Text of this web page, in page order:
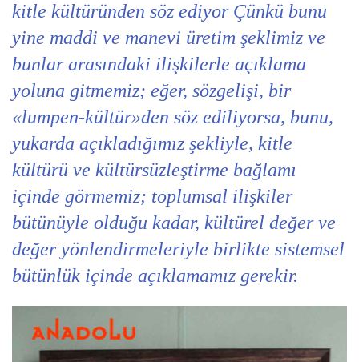
kitle kültüründen söz ediyor Çünkü bunu
yine maddi ve manevi üretim şeklimiz ve
bunlar arasındaki ilişkilerle açıklama
yoluna gitmemiz; eğer, sözgelişi, bir
«lumpen-kültür»den söz ediliyorsa, bunu,
yukarda açıkladığımız şekliyle, kitle
kültürü ve kültürsüzleştirme bağlamı
içinde görmemiz; toplumsal ilişkiler
bütünüyle olduğu kadar, kültürel değer ve
değer yönlendirmeleriyle birlikte sistemsel
bütünlük içinde açıklamamız gerekir.